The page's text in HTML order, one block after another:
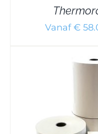
Vanaf €